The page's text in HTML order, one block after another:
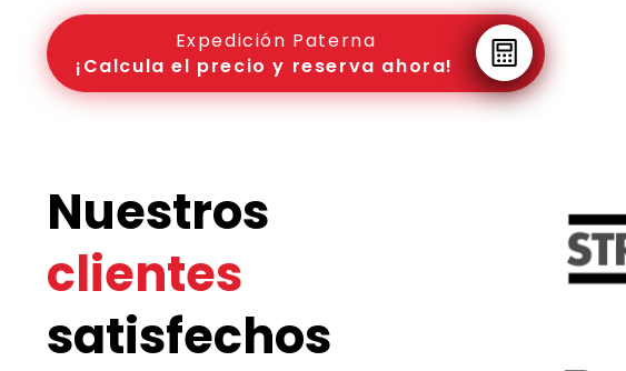
Expedición Paterna
¡Calcula el precio y reserva ahora!
Nuestros
clientes
satisfechos